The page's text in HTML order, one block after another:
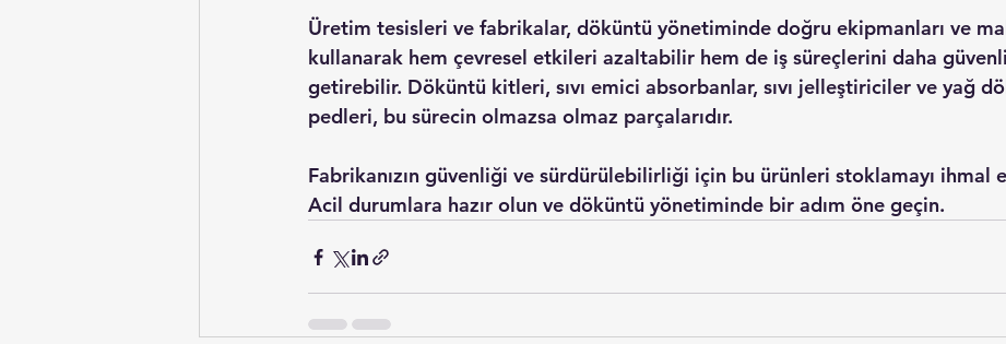
Üretim tesisleri ve fabrikalar, döküntü yönetiminde doğru ekipmanları ve
kullanarak hem çevresel etkileri azaltabilir hem de iş süreçlerini daha
getirebilir. Döküntü kitleri, sıvı emici absorbanlar, sıvı jelleştiriciler ve yağ
pedleri, bu sürecin olmazsa olmaz parçalarıdır.
Fabrikanızın güvenliği ve sürdürülebilirliği için bu ürünleri stoklamayı ihmal
Acil durumlara hazır olun ve döküntü yönetiminde bir adım öne geçin.